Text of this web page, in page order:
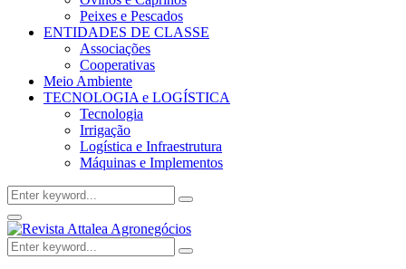
Peixes e Pescados
ENTIDADES DE CLASSE
Associações
Cooperativas
Meio Ambiente
TECNOLOGIA e LOGÍSTICA
Tecnologia
Irrigação
Logística e Infraestrutura
Máquinas e Implementos
Search
for:
Search
Facebook
Twitter
Instagram
Linkedin
Youtube
Email
Primary
Menu
Search
for:
Search